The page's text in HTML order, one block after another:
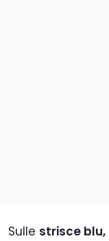
Sulle strisce blu,